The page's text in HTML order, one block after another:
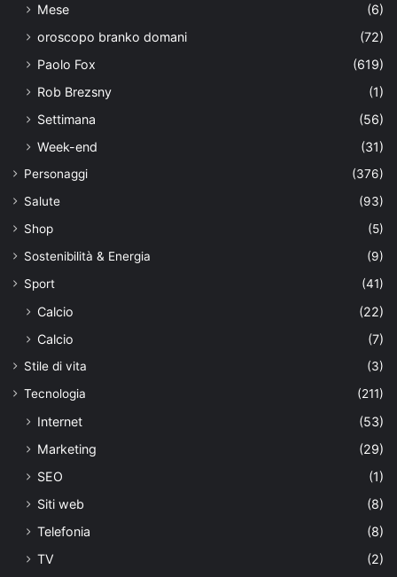
Mese
(6)
oroscopo branko domani
(72)
Paolo Fox
(619)
Rob Brezsny
(1)
Settimana
(56)
Week-end
(31)
Personaggi
(376)
Salute
(93)
Shop
(5)
Sostenibilità & Energia
(9)
Sport
(41)
Calcio
(22)
Calcio
(7)
Stile di vita
(3)
Tecnologia
(211)
Internet
(53)
Marketing
(29)
SEO
(1)
Siti web
(8)
Telefonia
(8)
TV
(2)